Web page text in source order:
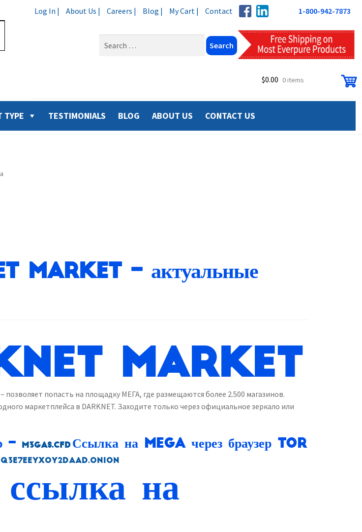
Log In | About Us | Careers | Blog | My Cart | Contact 1-800-942-7873
$0.00 0 items
TYPE TESTIMONIALS BLOG ABOUT US CONTACT US
Market – актуальные
MARKET
попасть на площадку МЕГА, где размещаются более 2.500 магазинов.
маркетплейса в DARKNET. Заходите только через официальное зеркало или
– m3gas.cfd Ссылка на Mega через браузер TOR
на